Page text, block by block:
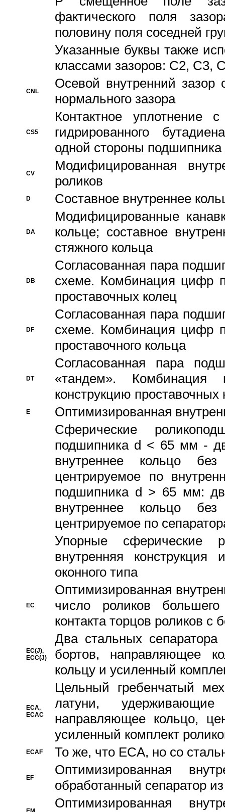
фактического поля
половину поля соседней
Указанные буквы также
классами зазоров: С2,
CNL
Осевой внутренний зазор
нормального зазора
CS5
Контактное уплотнение
гидрированного
одной стороны подшипника
CV
Модифицированная
роликов
D Составное внутреннее
DA
Модифицированные
кольце; составное
стяжного кольца
DB
Согласованная пара
схеме. Комбинация цифр
проставочных колец
DF
Согласованная пара
схеме. Комбинация цифр
проставочного кольца
DT
Согласованная пара
«тандем».
конструкцию проставочных
E
Оптимизированная
Сферические
подшипника d < 65 мм -
внутреннее кольцо
центрируемое по
подшипника d > 65 мм:
внутреннее кольцо
центрируемое по
Упорные сферические
внутренняя
оконного типа
EC
Oптимизированная
число роликов
контакта торцов роликов с
EC(J),
ECC(J)
Два стальных сепаратора
бортов, направляющее
кольцу и усиленный
ECA,
ECAC
Цельный гребенчатый
латуни,
направляющее кольцо,
усиленный комплект
ECAF То же, что ECA, но со
EF
Оптимизированная
обработанный сепаратор
Оптимизированная